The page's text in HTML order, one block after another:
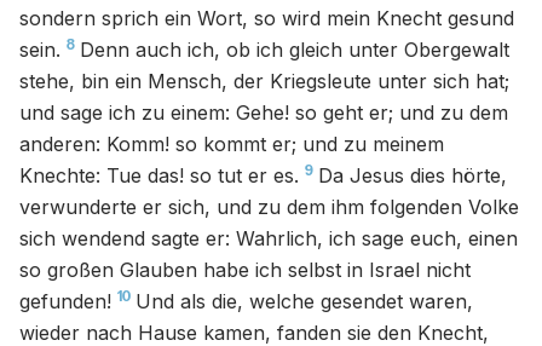
sondern sprich ein Wort, so wird mein Knecht gesund
sein. 8 Denn auch ich, ob ich gleich unter Obergewalt
stehe, bin ein Mensch, der Kriegsleute unter sich hat;
und sage ich zu einem: Gehe! so geht er; und zu dem
anderen: Komm! so kommt er; und zu meinem
Knechte: Tue das! so tut er es. 9 Da Jesus dies hörte,
verwunderte er sich, und zu dem ihm folgenden Volke
sich wendend sagte er: Wahrlich, ich sage euch, einen
so großen Glauben habe ich selbst in Israel nicht
gefunden! 10 Und als die, welche gesendet waren,
wieder nach Hause kamen, fanden sie den Knecht,